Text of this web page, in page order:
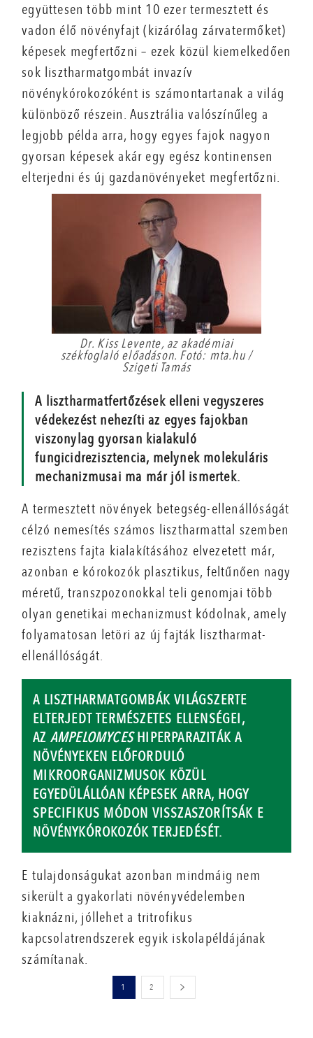
együttesen több mint 10 ezer termesztett és
vadon élő növényfajt (kizárólag zárvatermőket)
képesek megfertőzni – ezek közül kiemelkedően
sok lisztharmatgombát invazív
növénykórokozóként is számontartanak a világ
különböző részein. Ausztrália valószínűleg a
legjobb példa arra, hogy egyes fajok nagyon
gyorsan képesek akár egy egész kontinensen
elterjedni és új gazdanövényeket megfertőzni.
Dr. Kiss Levente, az akadémiai
székfoglaló előadáson. Fotó: mta.hu /
Szigeti Tamás
A lisztharmatfertőzések elleni vegyszeres
védekezést nehezíti az egyes fajokban
viszonylag gyorsan kialakuló
fungicidrezisztencia, melynek molekuláris
mechanizmusai ma már jól ismertek.
A termesztett növények betegség-ellenállóságát
célzó nemesítés számos lisztharmattal szemben
rezisztens fajta kialakításához elvezetett már,
azonban e kórokozók plasztikus, feltűnően nagy
méretű, transzpozonokkal teli genomjai több
olyan genetikai mechanizmust kódolnak, amely
folyamatosan letöri az új fajták lisztharmat-
ellenállóságát.
A LISZTHARMATGOMBÁK VILÁGSZERTE
ELTERJEDT TERMÉSZETES ELLENSÉGEI,
AZ AMPELOMYCESHIPERPARAZITÁK A
NÖVÉNYEKEN ELŐFORDULÓ
MIKROORGANIZMUSOK KÖZÜL
EGYEDÜLÁLLÓAN KÉPESEK ARRA, HOGY
SPECIFIKUS MÓDON VISSZASZORÍTSÁK E
NÖVÉNYKÓROKOZÓK TERJEDÉSÉT.
E tulajdonságukat azonban mindmáig nem
sikerült a gyakorlati növényvédelemben
kiaknázni, jóllehet a tritrofikus
kapcsolatrendszerek egyik iskolapéldájának
számítanak.
1 2